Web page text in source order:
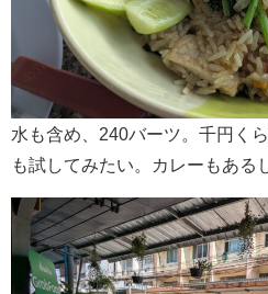
水も含め、240バーツ。千円く
も試してみたい。カレーもある